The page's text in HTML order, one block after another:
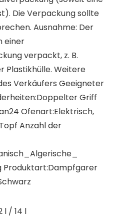
Die Verpackung sollte
Ausnahme: Der
einer
verpackt, z. B.
Plastikhülle. Weitere
Verkäufers Geeigneter
Griff
Ofenart:Elektrisch,
Anzahl der
Produktart:Dampfgarer
l / 14 l